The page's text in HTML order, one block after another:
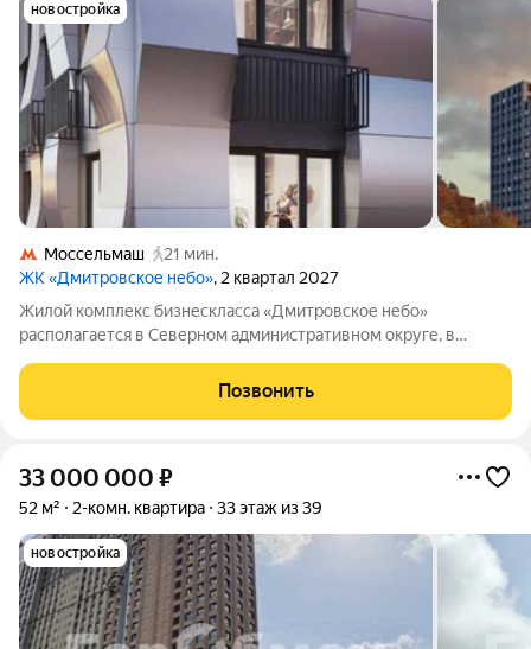
новостройка
Моссельмаш
21 мин.
ЖК «Дмитровское небо», 2 квартал 2027
Жилой комплекс бизнескласса «Дмитровское небо»
располагается в Северном административном округе, в
комфортной городской среды и близости к природным зонам:
Позвонить
33 000 000 ₽
52 м² 2-комн. квартира 33 этаж из 39
новостройка